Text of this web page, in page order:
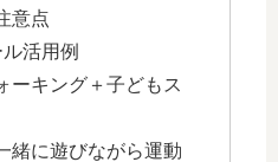
意点
活用例
ーキング＋子どもス
緒に遊びながら運動